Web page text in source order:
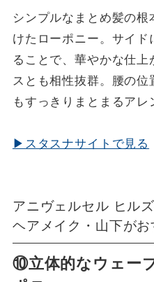
シンプルなまとめ髪の
けたローポニー。サイ
ることで、華やかな仕
スとも相性抜群。腰の
もすっきりまとまるアレ
▶スタスナサイトで見る
アニヴェルセル ヒル
ヘアメイク・山下が
⑩立体的なウェー